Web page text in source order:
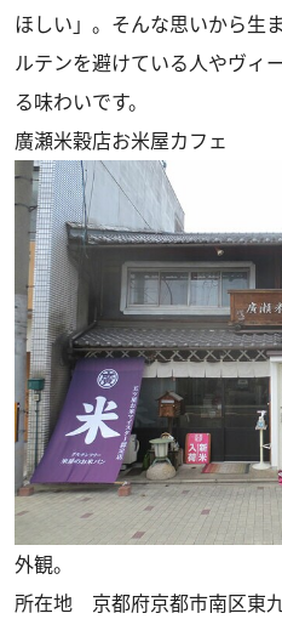
ほしい」。そんな思いから生
ルテンを避けている人やヴィ
る味わいです。
廣瀬米穀店お米屋カフェ
外観。
所在地 京都府京都市南区東